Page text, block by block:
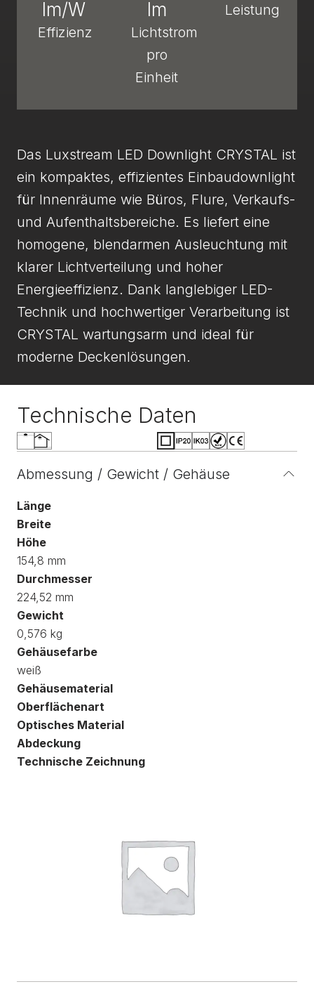
lm/W
Effizienz
lm
Lichtstrom
pro
Einheit
Leistung
Das Luxstream LED Downlight CRYSTAL ist
ein kompaktes, effizientes Einbaudownlight
für Innenräume wie Büros, Flure, Verkaufs-
und Aufenthaltsbereiche. Es liefert eine
homogene, blendarmen Ausleuchtung mit
klarer Lichtverteilung und hoher
Energieeffizienz. Dank langlebiger LED-
Technik und hochwertiger Verarbeitung ist
CRYSTAL wartungsarm und ideal für
moderne Deckenlösungen.
Technische Daten
Abmessung / Gewicht / Gehäuse
Länge
Breite
Höhe
154,8 mm
Durchmesser
224,52 mm
Gewicht
0,576 kg
Gehäusefarbe
weiß
Gehäusematerial
Oberflächenart
Optisches Material
Abdeckung
Technische Zeichnung